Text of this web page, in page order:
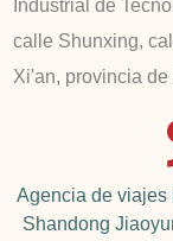
Industrial de
calle Shunxing,
Xi'an, provincia
Agencia de viajes
Shandong